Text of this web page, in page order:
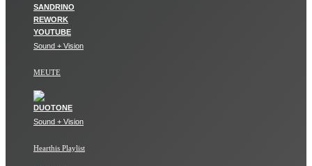
Sound + Vision
MEUTE
Sound + Vision
Hearthis Playlist